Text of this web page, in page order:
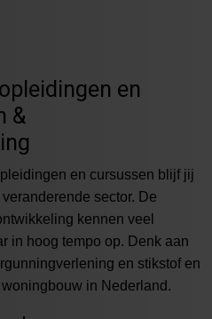
en
&
en cursussen blijf jij
sector. De
kennen veel
in hoog tempo op. Denk aan
en stikstof en
in Nederland.